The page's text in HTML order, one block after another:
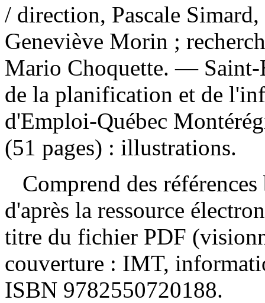
/ direction, Pascale
Geneviève Morin ;
Mario Choquette. — Saint-
de la planification et de
d'Emploi‐Québec
(51 pages) : illustrations.
Comprend des
d'après la ressource
titre du fichier PDF
couverture : IMT,
ISBN 9782550720188.